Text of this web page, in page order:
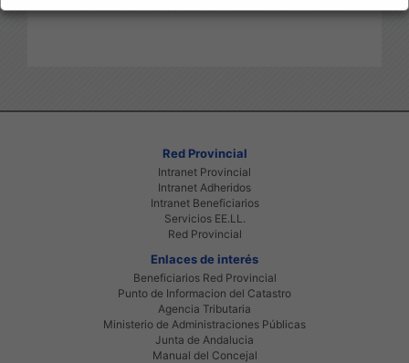
Red Provincial
Intranet Provincial
Intranet Adheridos
Intranet Beneficiarios
Servicios EE.LL.
Red Provincial
Enlaces de interés
Beneficiarios Red Provincial
Punto de Informacion del Catastro
Agencia Tributaria
Ministerio de Administraciones Públicas
Junta de Andalucia
Manual del Concejal